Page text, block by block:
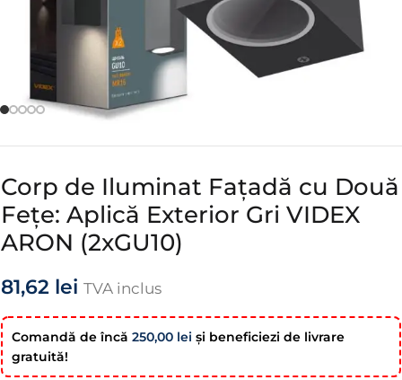
Corp de Iluminat Fațadă cu Două
Fețe: Aplică Exterior Gri VIDEX
ARON (2xGU10)
81,62 lei TVA inclus
Comandă de încă 250,00 lei şi beneficiezi de livrare
gratuită!